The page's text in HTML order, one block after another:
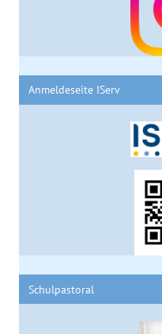
Anmeldeseite IServ
Schulpastoral